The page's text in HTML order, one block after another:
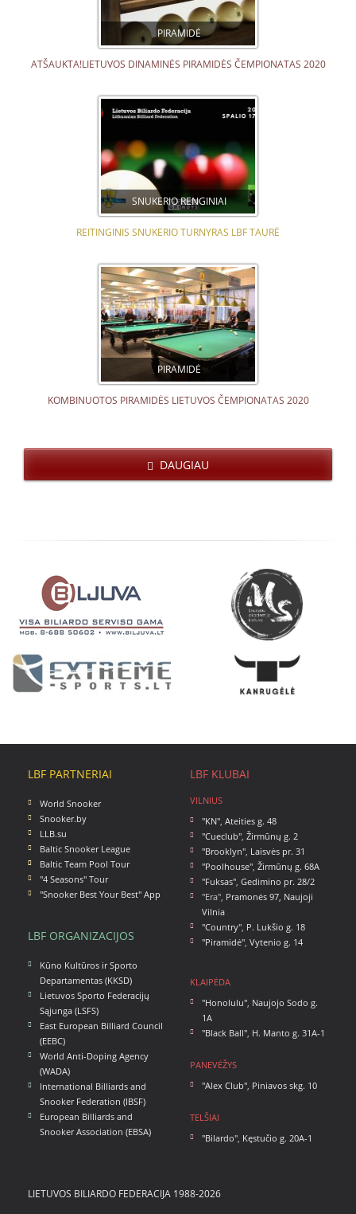
PIRAMIDĖ
ATŠAUKTA!LIETUVOS DINAMINĖS PIRAMIDĖS ČEMPIONATAS 2020
SNUKERIO RENGINIAI
REITINGINIS SNUKERIO TURNYRAS LBF TAURĖ
PIRAMIDĖ
KOMBINUOTOS PIRAMIDĖS LIETUVOS ČEMPIONATAS 2020
DAUGIAU
LBF PARTNERIAI
World Snooker
Snooker.by
LLB.su
Baltic Snooker League
Baltic Team Pool Tour
"4 Seasons" Tour
"Snooker Best Your Best" App
LBF ORGANIZACIJOS
Kūno Kultūros ir Sporto
Departamentas (KKSD)
Lietuvos Sporto Federacijų
Sąjunga (LSFS)
East European Billiard Council
(EEBC)
World Anti-Doping Agency
(WADA)
International Billiards and
Snooker Federation (IBSF)
European Billiards and
Snooker Association (EBSA)
LBF KLUBAI
VILNIUS
"KN", Ateities g. 48
"Cueclub", Žirmūnų g. 2
"Brooklyn", Laisvės pr. 31
"Poolhouse", Žirmūnų g. 68A
"Fuksas", Gedimino pr. 28/2
"Era", Pramonės 97, Naujoji
Vilnia
"Country", P. Lukšio g. 18
"Piramidė", Vytenio g. 14
KLAIPĖDA
"Honolulu", Naujojo Sodo g.
1A
"Black Ball", H. Manto g. 31A-1
PANEVĖŽYS
"Alex Club", Piniavos skg. 10
TELŠIAI
"Bilardo", Kęstučio g. 20A-1
LIETUVOS BILIARDO FEDERACIJA 1988-2026